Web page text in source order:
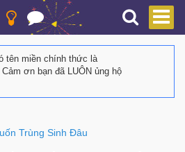
tên miền chính thức là
ơn bạn đã LUÔN ủng hộ
Trùng Sinh Đâu